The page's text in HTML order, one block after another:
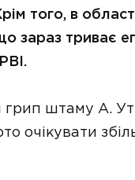
того, в
зараз триває
грип штаму А.
очікувати